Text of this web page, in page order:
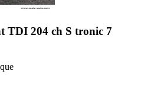
TDI 204 ch S tronic 7